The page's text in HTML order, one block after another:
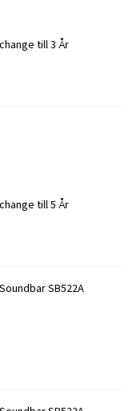
till 3 År
till 5 År
SB522A